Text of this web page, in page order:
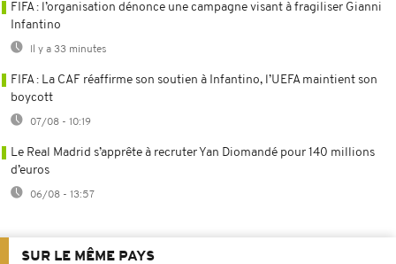
FIFA : l’organisation dénonce une campagne visant à fragiliser Gianni
Infantino
Il y a 33 minutes
FIFA : La CAF réaffirme son soutien à Infantino, l’UEFA maintient son
boycott
07/08 - 10:19
Le Real Madrid s’apprête à recruter Yan Diomandé pour 140 millions
d’euros
06/08 - 13:57
SUR LE MÊME PAYS